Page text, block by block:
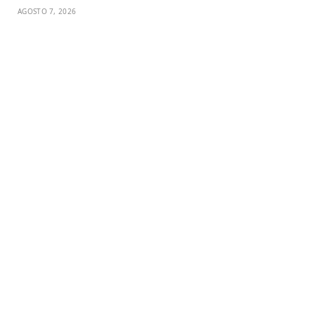
AGOSTO 7, 2026